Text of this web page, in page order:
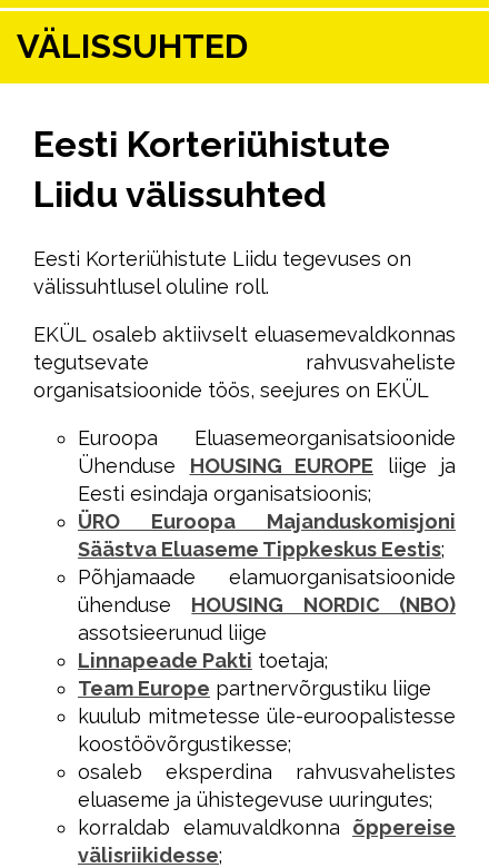
VÄLISSUHTED
Eesti Korteriühistute
Liidu välissuhted
Eesti Korteriühistute Liidu tegevuses on
välissuhtlusel oluline roll.
EKÜL osaleb aktiivselt eluasemevaldkonnas
tegutsevate rahvusvaheliste
organisatsioonide töös, seejures on EKÜL
Euroopa Eluasemeorganisatsioonide
Ühenduse HOUSING EUROPE liige ja
Eesti esindaja organisatsioonis;
ÜRO Euroopa Majanduskomisjoni
Säästva Eluaseme Tippkeskus Eestis;
Põhjamaade elamuorganisatsioonide
ühenduse HOUSING NORDIC (NBO)
assotsieerunud liige
Linnapeade Pakti toetaja;
Team Europe partnervõrgustiku liige
kuulub mitmetesse üle-euroopalistesse
koostöövõrgustikesse;
osaleb eksperdina rahvusvahelistes
eluaseme ja ühistegevuse uuringutes;
korraldab elamuvaldkonna õppereise
välisriikidesse;